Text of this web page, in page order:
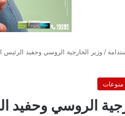
/وزير الخارجية الروسي وحفيد الرئيس
منوعات
الروسي وحفيد